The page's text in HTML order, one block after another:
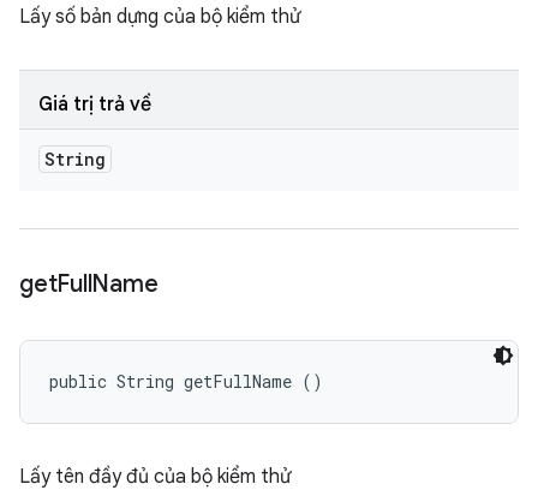
Lấy số bản dựng của bộ kiểm thử
Giá trị trả về
String
getFullName
public String getFullName ()
Lấy tên đầy đủ của bộ kiểm thử